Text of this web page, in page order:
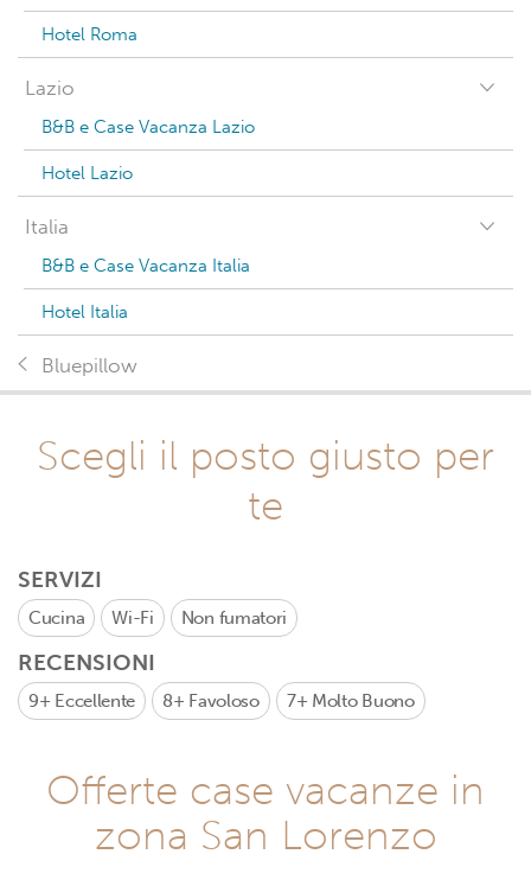
Hotel Roma
Lazio
B&B e Case Vacanza Lazio
Hotel Lazio
Italia
B&B e Case Vacanza Italia
Hotel Italia
Bluepillow
Scegli il posto giusto per
te
SERVIZI
Cucina Wi-Fi Non fumatori
RECENSIONI
9+ Eccellente 8+ Favoloso 7+ Molto Buono
Offerte case vacanze in
zona San Lorenzo